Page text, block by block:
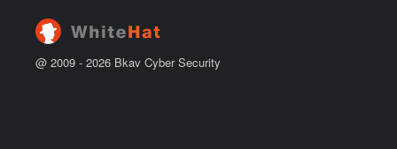
@ 2009 - 2026 Bkav Cyber Security